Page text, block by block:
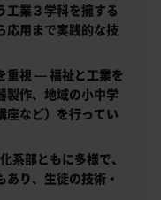
工業３学科を擁する
応用まで実践的な技
重視 — 福祉と工業を
製作、地域の小中学
座など）を行ってい
系部ともに多様で、
り、生徒の技術・